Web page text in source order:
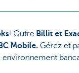
! Outre Billit et
Mobile. Gérez et